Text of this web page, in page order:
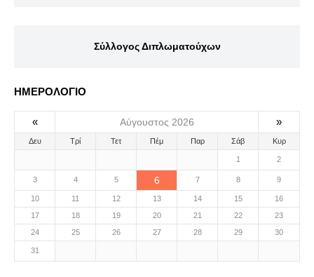
Σύλλογος Διπλωματούχων
ΗΜΕΡΟΛΟΓΙΟ
« Αύγουστος 2026 »
Δευ Τρί Τετ Πέμ Παρ Σάβ Κυρ
1 2
3 4 5 6 7 8 9
10 11 12 13 14 15
16
17
18 19 20 21 22
23
24
25 26 27 28 29 30
31